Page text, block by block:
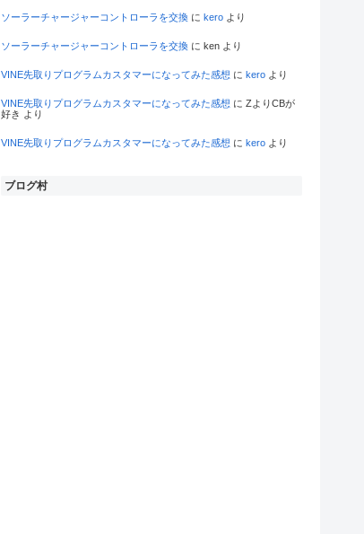
ソーラーチャージャーコントローラを交換 に kero より
ソーラーチャージャーコントローラを交換 に ken より
VINE先取りプログラムカスタマーになってみた感想 に kero より
VINE先取りプログラムカスタマーになってみた感想 に ZよりCBが
好き より
VINE先取りプログラムカスタマーになってみた感想 に kero より
ブログ村